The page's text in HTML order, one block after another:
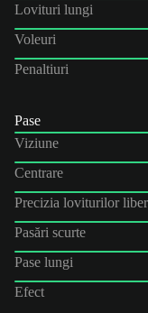
Lovituri lungi
Voleuri
Penaltiuri
Pase
Viziune
Centrare
Precizia loviturilor
Pasări scurte
Pase lungi
Efect